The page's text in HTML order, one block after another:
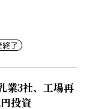
了
業3社、工場再
投資